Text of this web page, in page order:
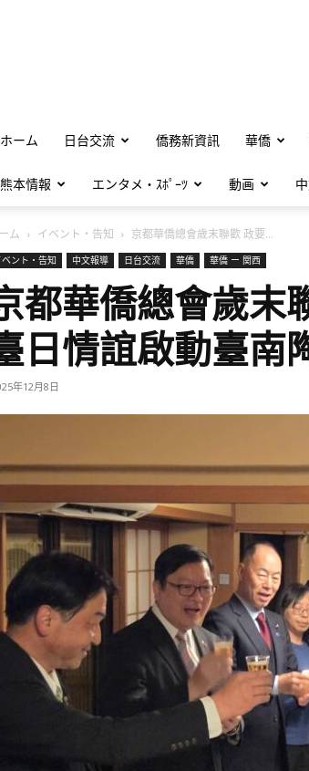
ホーム 日台交流 僑務新資訊 華僑
熊本情報 エンタメ・ｽﾎﾟｰﾂ 動画
ム イベント・告知 京都華僑總會歲末聯歡 政要...
ベント・告知 中文報導 日台交流 華僑 華僑 ー 関西
都華僑總會歲末
日情誼啟動臺南
年12月8日